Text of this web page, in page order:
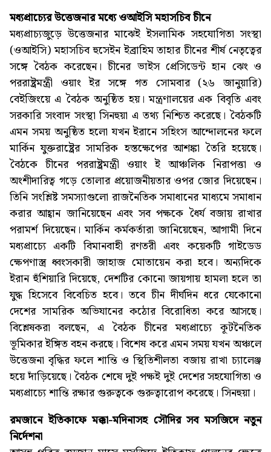
মধ্যপ্রাচ্যের উত্তেজনার মধ্যে ওআইসি মহাসচিব চীনে
মধ্যপ্রাচ্যজুড়ে উত্তেজনার মাঝেই ইসলামিক সহযোগিতা সংস্থা
(ওআইসি) মহাসচিব হুসেইন ইব্রাহিম তাহার চীনের শীর্ষ নেতৃত্বের
সঙ্গে বৈঠক করেছেন। চীনের ভাইস প্রেসিডেন্ট হান ঝেং ও
পররাষ্ট্রমন্ত্রী ওয়াং ইর সঙ্গে গত সোমবার (২৬ জানুয়ারি)
বেইজিংয়ে এ বৈঠক অনুষ্ঠিত হয়। মন্ত্রণালয়ের এক বিবৃতি এবং
সরকারি সংবাদ সংস্থা সিনহুয়া এ তথ্য নিশ্চিত করেছে। বৈঠকটি
এমন সময় অনুষ্ঠিত হলো যখন ইরানে সহিংস আন্দোলনের ফলে
মার্কিন যুক্তরাষ্ট্রের সামরিক হস্তক্ষেপের আশঙ্কা তৈরি হয়েছে।
বৈঠকে চীনের পররাষ্ট্রমন্ত্রী ওয়াং ই আঞ্চলিক নিরাপত্তা ও
অংশীদারিত্ব গড়ে তোলার প্রয়োজনীয়তার ওপর জোর দিয়েছেন।
তিনি সংশ্লিষ্ট সমস্যাগুলো রাজনৈতিক সমাধানের মাধ্যমে সমাধান
করার আহ্বান জানিয়েছেন এবং সব পক্ষকে ধৈর্য বজায় রাখার
পরামর্শ দিয়েছেন। মার্কিন কর্মকর্তারা জানিয়েছেন, আগামী দিনে
মধ্যপ্রাচ্যে একটি বিমানবাহী রণতরী এবং কয়েকটি গাইডেড
ক্ষেপণাস্ত্র ধ্বংসকারী জাহাজ মোতায়েন করা হবে। অন্যদিকে
ইরান হুঁশিয়ারি দিয়েছে, দেশটির কোনো জায়গায় হামলা হলে তা
যুদ্ধ হিসেবে বিবেচিত হবে। তবে চীন দীর্ঘদিন ধরে যেকোনো
দেশের সামরিক অভিযানের কঠোর বিরোধিতা করে আসছে।
বিশ্লেষকরা বলছেন, এ বৈঠক চীনের মধ্যপ্রাচ্যে কূটনৈতিক
ভূমিকার ইঙ্গিত বহন করছে। বিশেষ করে এমন সময় যখন অঞ্চলে
উত্তেজনা বৃদ্ধির ফলে শান্তি ও স্থিতিশীলতা বজায় রাখা চ্যালেঞ্জ
হয়ে দাঁড়িয়েছে। বৈঠক শেষে দুই পক্ষই দুই দেশের সহযোগিতা ও
মধ্যপ্রাচ্যে শান্তি রক্ষার গুরুত্বকে গুরুত্বারোপ করেছে। সিনহুয়া।
রমজানে ইতিকাফে মক্কা-মদিনাসহ সৌদির সব মসজিদে নতুন
নির্দেশনা